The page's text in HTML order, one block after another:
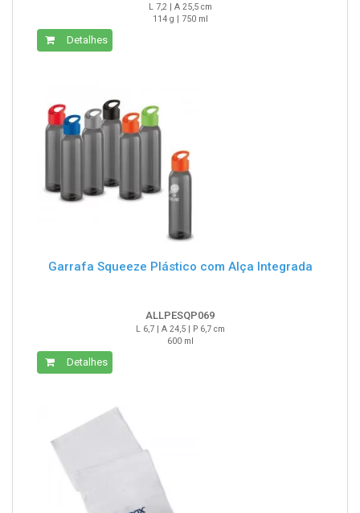
L 7,2 | A 25,5 cm
114 g | 750 ml
Detalhes
Garrafa Squeeze Plástico com Alça Integrada
ALLPESQP069
L 6,7 | A 24,5 | P 6,7 cm
600 ml
Detalhes